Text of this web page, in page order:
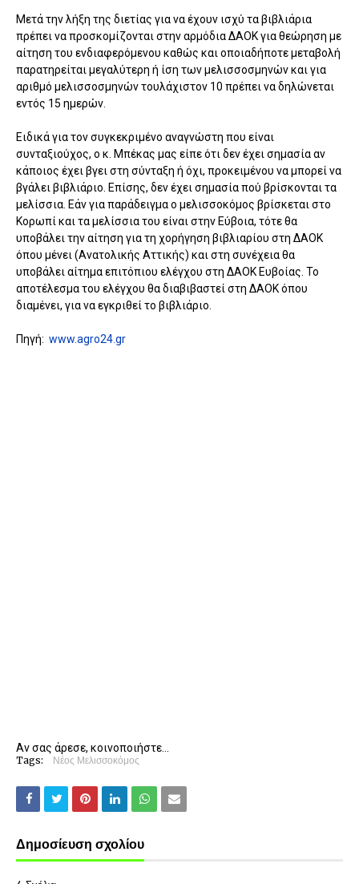
Μετά την λήξη της διετίας για να έχουν ισχύ τα βιβλιάρια
πρέπει να προσκομίζονται στην αρμόδια ΔΑΟΚ για θεώρηση με
αίτηση του ενδιαφερόμενου καθώς και οποιαδήποτε μεταβολή
παρατηρείται μεγαλύτερη ή ίση των μελισσοσμηνών και για
αριθμό μελισσοσμηνών τουλάχιστον 10 πρέπει να δηλώνεται
εντός 15 ημερών.
Ειδικά για τον συγκεκριμένο αναγνώστη που είναι
συνταξιούχος, ο κ. Μπέκας μας είπε ότι δεν έχει σημασία αν
κάποιος έχει βγει στη σύνταξη ή όχι, προκειμένου να μπορεί να
βγάλει βιβλιάριο. Επίσης, δεν έχει σημασία πού βρίσκονται τα
μελίσσια. Εάν για παράδειγμα ο μελισσοκόμος βρίσκεται στο
Κορωπί και τα μελίσσια του είναι στην Εύβοια, τότε θα
υποβάλει την αίτηση για τη χορήγηση βιβλιαρίου στη ΔΑΟΚ
όπου μένει (Ανατολικής Αττικής) και στη συνέχεια θα
υποβάλει αίτημα επιτόπιου ελέγχου στη ΔΑΟΚ Ευβοίας. Το
αποτέλεσμα του ελέγχου θα διαβιβαστεί στη ΔΑΟΚ όπου
διαμένει, για να εγκριθεί το βιβλιάριο.
Πηγή: www.agro24.gr
Αν σας άρεσε, κοινοποιήστε...
Tags: Νέος Μελισσοκόμος
Δημοσίευση σχολίου